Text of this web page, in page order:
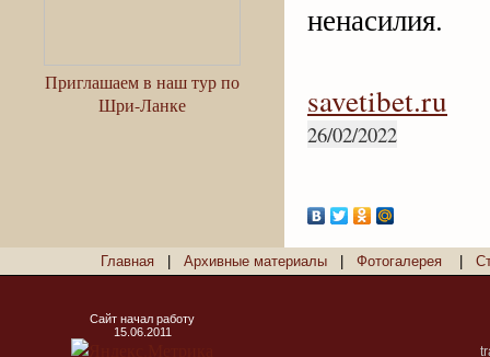
Приглашаем в наш тур по
Шри-Ланке
ненасилия.
savetibet.ru
26/02/2022
Главная Архивные материалы Фотогалерея
Сайт начал работу
15.06.2011